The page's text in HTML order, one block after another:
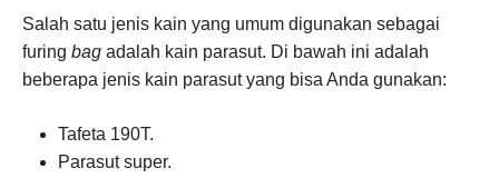
Salah satu jenis kain yang umum digunakan sebagai
furing bag adalah kain parasut. Di bawah ini adalah
beberapa jenis kain parasut yang bisa Anda gunakan:
Tafeta 190T.
Parasut super.